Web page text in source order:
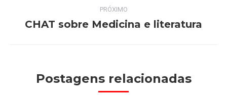
PRÓXIMO
Próximo
CHAT sobre Medicina e literatura
Postagens relacionadas